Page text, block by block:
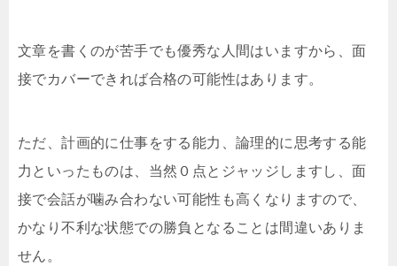
文章を書くのが苦手でも優秀な人間はいますから、面
接でカバーできれば合格の可能性はあります。
ただ、計画的に仕事をする能力、論理的に思考する能
力といったものは、当然０点とジャッジしますし、面
接で会話が噛み合わない可能性も高くなりますので、
かなり不利な状態での勝負となることは間違いありま
せん。